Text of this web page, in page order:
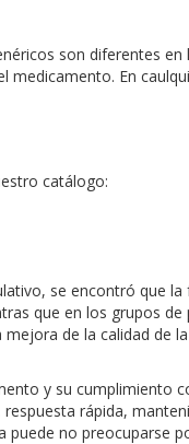
son diferentes
medicamento. En
catálogo:
se encontró que
que en los grupos
de la calidad de
y su cumplimiento
rápida,
no preocuparse